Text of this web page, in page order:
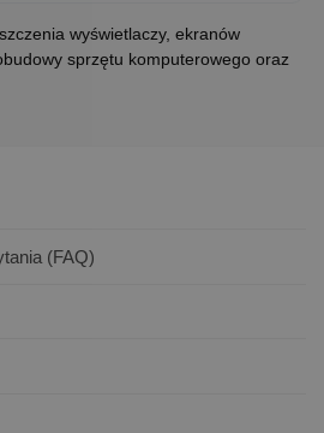
wyświetlaczy, ekranów
sprzętu komputerowego oraz
(FAQ)